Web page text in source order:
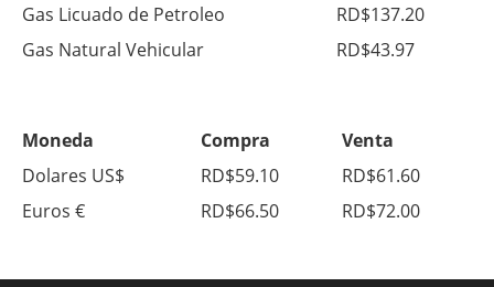
Gas Licuado de Petroleo
RD$137.20
Gas Natural Vehicular
RD$43.97
Moneda Compra
Venta
Dolares US$
RD$59.10
RD$61.60
Euros €
RD$66.50 RD$72.00